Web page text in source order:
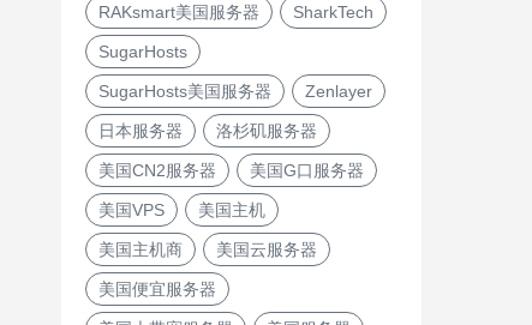
RAKsmart美国服务器 SharkTech
SugarHosts
SugarHosts美国服务器 Zenlayer
日本服务器 洛杉矶服务器
美国CN2服务器 美国G口服务器
美国VPS 美国主机
美国主机商 美国云服务器
美国便宜服务器